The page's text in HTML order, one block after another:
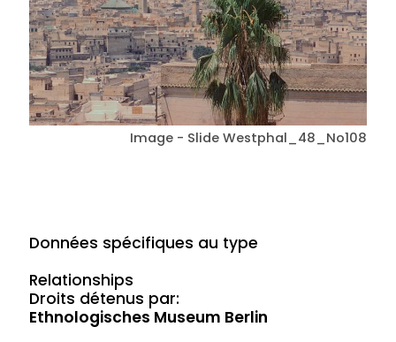
Image - Slide Westphal_48_No108
Données spécifiques au type
Relationships
Droits détenus par:
Ethnologisches Museum Berlin